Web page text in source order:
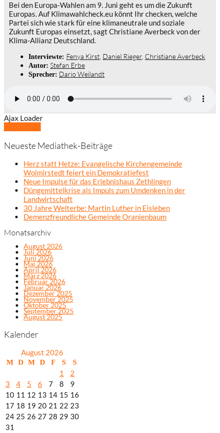
Bei den Europa-Wahlen am 9. Juni geht es um die Zukunft
Europas. Auf Klimawahlcheck.eu könnt Ihr checken, welche
Partei sich wie stark für eine klimaneutrale und soziale
Zukunft Europas einsetzt, sagt Christiane Averbeck von der
Klima-Allianz Deutschland.
Interviewte: Fenya Kirst Daniel Rieger Christiane Averbeck
Autor: Stefan Erbe
Sprecher: Dario Weilandt
Ajax Loader
Neueste Mediathek-Beiträge
Herz statt Hetze: Evangelische Kirchengemeinde
Wolmirstedt feiert ein Demokratiefest
Neue Impulse für das Erlebnishaus Zethlingen
Düngemittelkrise als Impuls zum Umdenken in der
Landwirtschaft
30 Jahre Welterbe: Martin Luther in Eisleben
Demenzfreundliche Gemeinde Oranienbaum
Monatsarchiv
August 2026
Juli 2026
Juni 2026
Mai 2026
April 2026
März 2026
Februar 2026
Januar 2026
Dezember 2025
November 2025
Oktober 2025
September 2025
August 2025
Kalender
August 2026
M D M D F S S
1
2
3
4 5 6 7 8
9
10 11 12 13 14 15 16
17 18 19 20 21 22 23
24 25 26 27 28 29 30
31